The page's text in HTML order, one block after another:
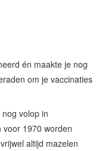
én maakte je nog
om je vaccinaties
volop in
1970 worden
altijd mazelen